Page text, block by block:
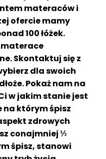
materaców i
ofercie mamy
100 łóżek.
materace
Skontaktuj się z
dla swoich
Pokaż nam na
w jakim stanie jest
na którym śpisz
zdrowych
conajmniej ⅓
śpisz, stanowi